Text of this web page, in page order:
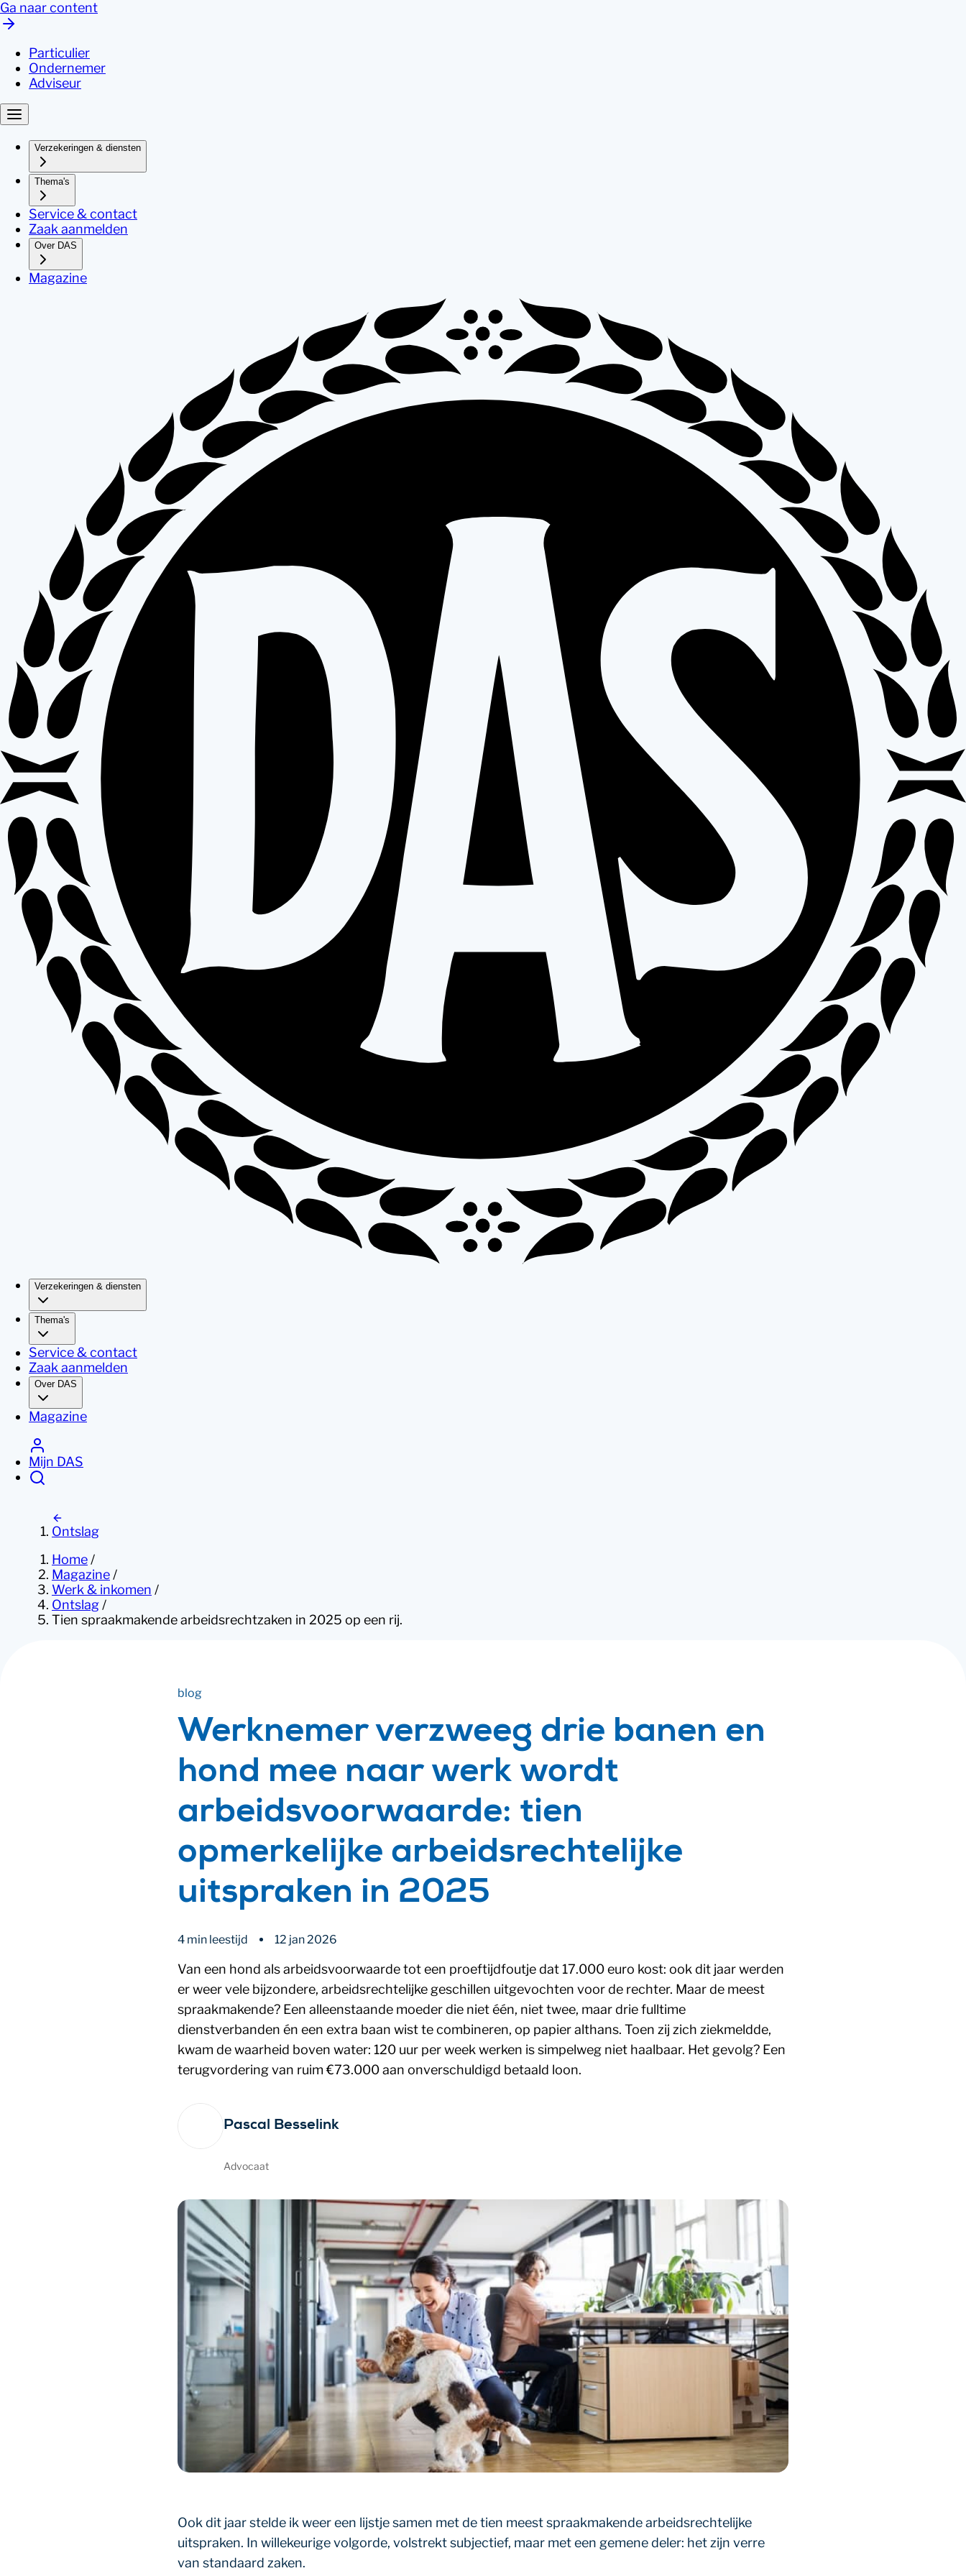
Ga naar content
Particulier
Ondernemer
Adviseur
Verzekeringen & diensten
Thema's
Service & contact
Zaak aanmelden
Over DAS
Magazine
Verzekeringen & diensten
Thema's
Service & contact
Zaak aanmelden
Over DAS
Magazine
Mijn DAS
Ontslag
Home /
Magazine /
Werk & inkomen /
Ontslag /
Tien spraakmakende arbeidsrechtzaken in 2025 op een rij.
blog
Werknemer verzweeg drie banen en
hond mee naar werk wordt
arbeidsvoorwaarde: tien
opmerkelijke arbeidsrechtelijke
uitspraken in 2025
4 min leestijd 12 jan 2026
Van een hond als arbeidsvoorwaarde tot een proeftijdfoutje dat 17.000 euro kost: ook dit jaar werden
er weer vele bijzondere, arbeidsrechtelijke geschillen uitgevochten voor de rechter. Maar de meest
spraakmakende? Een alleenstaande moeder die niet één, niet twee, maar drie fulltime
dienstverbanden én een extra baan wist te combineren, op papier althans. Toen zij zich ziekmeldde,
kwam de waarheid boven water: 120 uur per week werken is simpelweg niet haalbaar. Het gevolg? Een
terugvordering van ruim €73.000 aan onverschuldigd betaald loon.
Pascal Besselink
Advocaat
Ook dit jaar stelde ik weer een lijstje samen met de tien meest spraakmakende arbeidsrechtelijke
uitspraken. In willekeurige volgorde, volstrekt subjectief, maar met een gemene deler: het zijn verre
van standaard zaken.